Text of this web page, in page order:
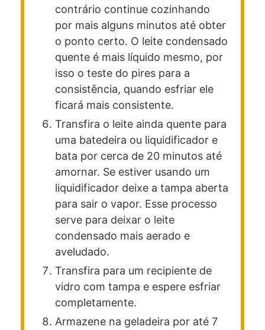
contrário continue cozinhando
por mais alguns minutos até obter
o ponto certo. O leite condensado
quente é mais líquido mesmo, por
isso o teste do pires para a
consistência, quando esfriar ele
ficará mais consistente.
Transfira o leite ainda quente para
uma batedeira ou liquidificador e
bata por cerca de 20 minutos até
amornar. Se estiver usando um
liquidificador deixe a tampa aberta
para sair o vapor. Esse processo
serve para deixar o leite
condensado mais aerado e
aveludado.
Transfira para um recipiente de
vidro com tampa e espere esfriar
completamente.
Armazene na geladeira por até 7